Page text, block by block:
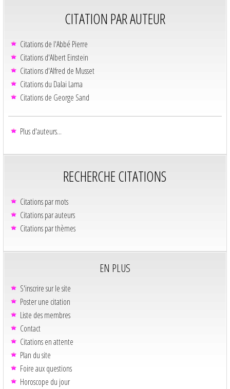
CITATION PAR AUTEUR
Citations de l'Abbé Pierre
Citations d'Albert Einstein
Citations d'Alfred de Musset
Citations du Dalaï Lama
Citations de George Sand
Plus d'auteurs...
RECHERCHE CITATIONS
Citations par mots
Citations par auteurs
Citations par thèmes
EN PLUS
S'inscrire sur le site
Poster une citation
Liste des membres
Contact
Citations en attente
Plan du site
Foire aux questions
Horoscope du jour